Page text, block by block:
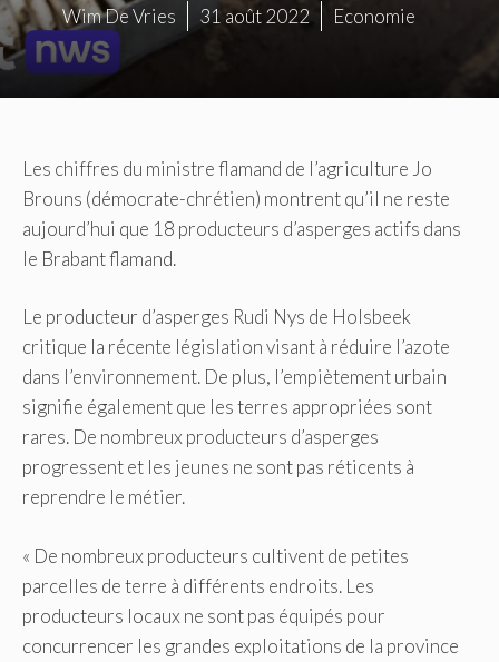
Wim De Vries 31 août 2022 Economie
Les chiffres du ministre flamand de l’agriculture Jo
Brouns (démocrate-chrétien) montrent qu’il ne reste
aujourd’hui que 18 producteurs d’asperges actifs dans
le Brabant flamand.
Le producteur d’asperges Rudi Nys de Holsbeek
critique la récente législation visant à réduire l’azote
dans l’environnement. De plus, l’empiètement urbain
signifie également que les terres appropriées sont
rares. De nombreux producteurs d’asperges
progressent et les jeunes ne sont pas réticents à
reprendre le métier.
« De nombreux producteurs cultivent de petites
parcelles de terre à différents endroits. Les
producteurs locaux ne sont pas équipés pour
concurrencer les grandes exploitations de la province